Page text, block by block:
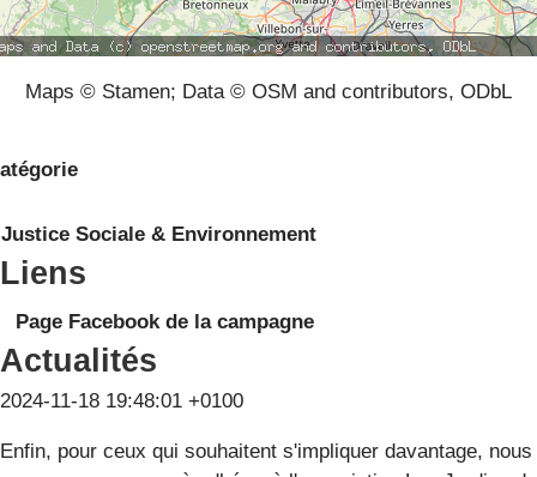
Maps © Stamen; Data © OSM and contributors, ODbL
Justice Sociale & Environnement
Liens
Page Facebook de la campagne
Actualités
2024-11-18 19:48:01 +0100
Enfin, pour ceux qui souhaitent s'impliquer davantage, nous